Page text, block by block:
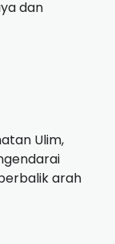
dan
Ulim,
arah